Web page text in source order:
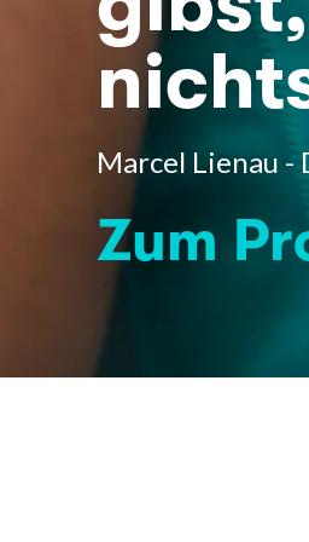
Marcel Lienau -
Zum